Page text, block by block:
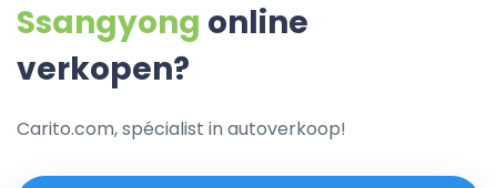
Ssangyong online
verkopen?
Carito.com, spécialist in autoverkoop!